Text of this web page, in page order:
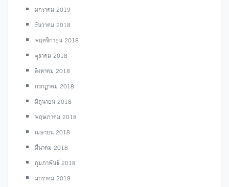
มกราคม 2019
ธันวาคม 2018
พฤศจิกายน 2018
ตุลาคม 2018
สิงหาคม 2018
กรกฎาคม 2018
มิถุนายน 2018
พฤษภาคม 2018
เมษายน 2018
มีนาคม 2018
กุมภาพันธ์ 2018
มกราคม 2018